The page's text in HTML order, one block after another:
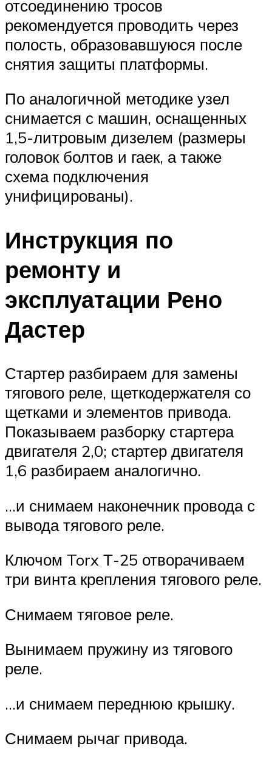
отсоединению тросов
рекомендуется проводить через
полость, образовавшуюся после
снятия защиты платформы.
По аналогичной методике узел
снимается с машин, оснащенных
1,5-литровым дизелем (размеры
головок болтов и гаек, а также
схема подключения
унифицированы).
Инструкция по
ремонту и
эксплуатации Рено
Дастер
Стартер разбираем для замены
тягового реле, щеткодержателя со
щетками и элементов привода.
Показываем разборку стартера
двигателя 2,0; стартер двигателя
1,6 разбираем аналогично.
…и снимаем наконечник провода с
вывода тягового реле.
Ключом Torx Т-25 отворачиваем
три винта крепления тягового реле.
Снимаем тяговое реле.
Вынимаем пружину из тягового
реле.
…и снимаем переднюю крышку.
Снимаем рычаг привода.